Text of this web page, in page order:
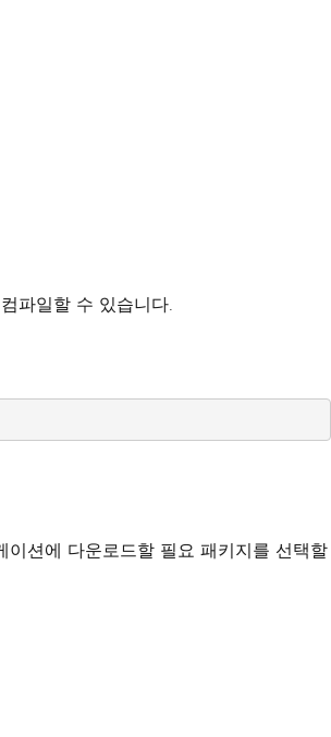
파일할 수 있습니다.
션에 다운로드할 필요 패키지를 선택할